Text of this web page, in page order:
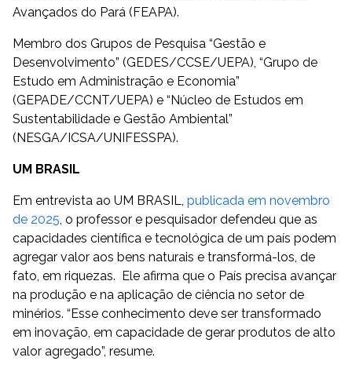
Avançados do Pará (FEAPA).
Membro dos Grupos de Pesquisa “Gestão e
Desenvolvimento” (GEDES/CCSE/UEPA), “Grupo de
Estudo em Administração e Economia”
(GEPADE/CCNT/UEPA) e “Núcleo de Estudos em
Sustentabilidade e Gestão Ambiental”
(NESGA/ICSA/UNIFESSPA).
UM BRASIL
Em entrevista ao UM BRASIL, publicada em novembro
de 2025, o professor e pesquisador defendeu que as
capacidades científica e tecnológica de um país podem
agregar valor aos bens naturais e transformá-los, de
fato, em riquezas. Ele afirma que o País precisa avançar
na produção e na aplicação de ciência no setor de
minérios. “Esse conhecimento deve ser transformado
em inovação, em capacidade de gerar produtos de alto
valor agregado”, resume.